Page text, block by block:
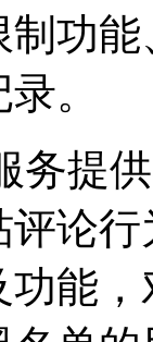
功
。
务提
评论
能